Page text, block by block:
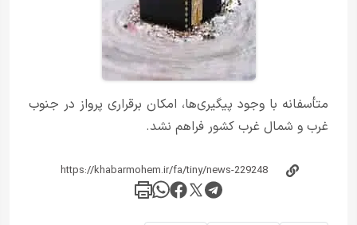
متأسفانه با وجود پیگیری‌ها، امکان برقراری پرواز در جنوب
غرب و شمال غرب کشور فراهم نشد.